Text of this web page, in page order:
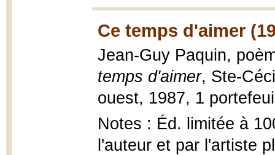
Ce temps d'aimer
Jean-Guy Paquin,
temps d'aimer, Ste-
ouest, 1987, 1
Notes : Éd. limitée à
l'auteur et par l'artiste